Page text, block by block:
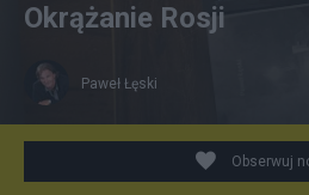
Okrążanie Rosji
Paweł Łęski
Obserwuj